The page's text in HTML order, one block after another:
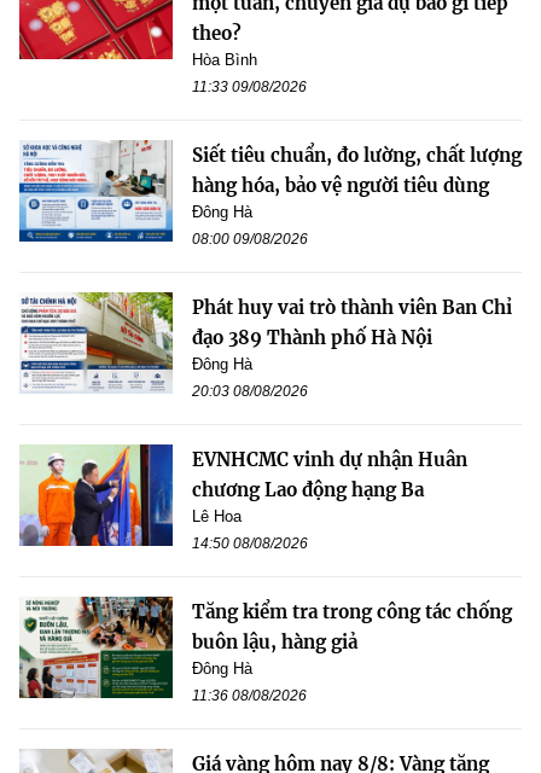
theo?
Hòa Bình
11:33 09/08/2026
Siết tiêu chuẩn, đo lường, chất lượng
hàng hóa, bảo vệ người tiêu dùng
Đông Hà
08:00 09/08/2026
Phát huy vai trò thành viên Ban Chỉ
đạo 389 Thành phố Hà Nội
Đông Hà
20:03 08/08/2026
EVNHCMC vinh dự nhận Huân
chương Lao động hạng Ba
Lê Hoa
14:50 08/08/2026
Tăng kiểm tra trong công tác chống
buôn lậu, hàng giả
Đông Hà
11:36 08/08/2026
Giá vàng hôm nay 8/8: Vàng tăng